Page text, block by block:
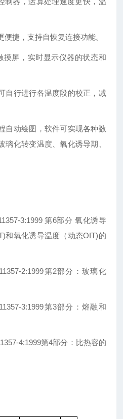
捷，支持自恢复连接功能。
摸屏，实时显示仪器的状态和
自行进行各温度段的校正，减
自动绘图，软件可实现各种数
璃化转变温度、氧化诱导期、
3:1999 第6部分 氧化诱导
和氧化诱导温度（动态OIT)的
2:1999第2部分：玻璃化
3:1999第3部分：熔融和
4:1999第4部分：比热容的